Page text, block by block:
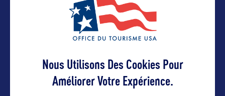
Suivre
Nous Utilisons Des Cookies Pour
Améliorer Votre Expérience.